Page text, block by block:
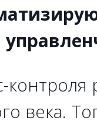
века.